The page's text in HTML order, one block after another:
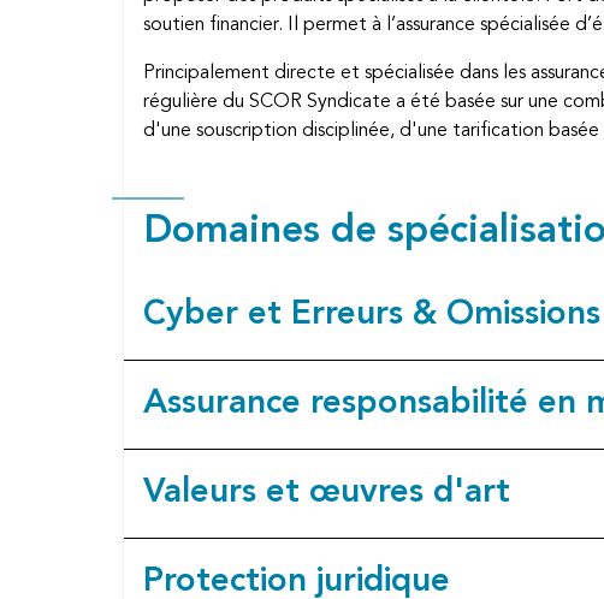
soutien financier. Il permet à l’assurance spécialisée
Principalement directe et spécialisée dans les
régulière du SCOR Syndicate a été basée sur une
d'une souscription disciplinée, d'une tarification basée
Domaines de
Cyber et Erreurs &
Assurance responsabilité en
Valeurs et œuvres d'art
Protection juridique